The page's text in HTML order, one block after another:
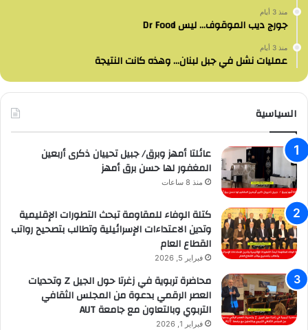
منذ 3 أيام
جورج ديب الموقوف… ليس Dr Food
منذ 3 أيام
عمليات نشل في جبل لبنان… وهذه كانت النتيجة
السياسية
عائلتا أمهز وبرق/ جبيل تحييان ذكرى أربعين
المغفور لها حسن برق أمهز
منذ 8 ساعات
كتلة الوفاء للمقاومة تبحث التطورات الإقليمية
وتدين الاعتداءات الإسرائيلية وتطالب بتصحيح رواتب
القطاع العام
فبراير 5, 2026
محاضرة تربوية في زغرتا حول الجيل Z وتحديات
العصر الرقمي بدعوة من المجلس الثقافي
التربوي وبالتعاون مع جامعة AUT
فبراير 1, 2026